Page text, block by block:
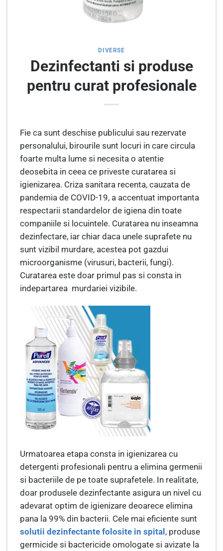
DIVERSE
Dezinfectanti si produse
pentru curat profesionale
Fie ca sunt deschise publicului sau rezervate
personalului, birourile sunt locuri in care circula
foarte multa lume si necesita o atentie
deosebita in ceea ce priveste curatarea si
igienizarea. Criza sanitara recenta, cauzata de
pandemia de COVID-19, a accentuat importanta
respectarii standardelor de igiena din toate
companiile si locuintele. Curatarea nu inseamna
dezinfectare, iar chiar daca unele suprafete nu
sunt vizibil murdare, acestea pot gazdui
microorganisme (virusuri, bacterii, fungi).
Curatarea este doar primul pas si consta in
indepartarea murdariei vizibile.
Urmatoarea etapa consta in igienizarea cu
detergenti profesionali pentru a elimina germenii
si bacteriile de pe toate suprafetele. In realitate,
doar produsele dezinfectante asigura un nivel cu
adevarat optim de igienizare deoarece elimina
pana la 99% din bacterii. Cele mai eficiente sunt
solutii dezinfectante folosite in spital, produse
germicide si bactericide omologate si avizate la